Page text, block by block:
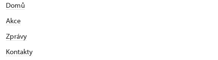
Domů
Akce
Zprávy
Kontakty